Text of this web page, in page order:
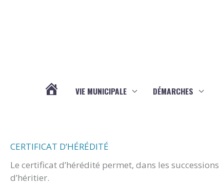
VIE MUNICIPALE DÉMARCHES
CERTIFICAT D’HÉRÉDITÉ
Le certificat d’hérédité permet, dans les
d’héritier.